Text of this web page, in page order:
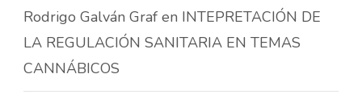
Rodrigo Galván Graf en INTEPRETACIÓN DE
LA REGULACIÓN SANITARIA EN TEMAS
CANNÁBICOS